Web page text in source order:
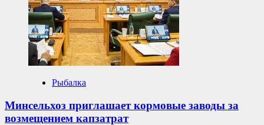
Рыбалка
Минсельхоз приглашает кормовые заводы за
возмещением капзатрат